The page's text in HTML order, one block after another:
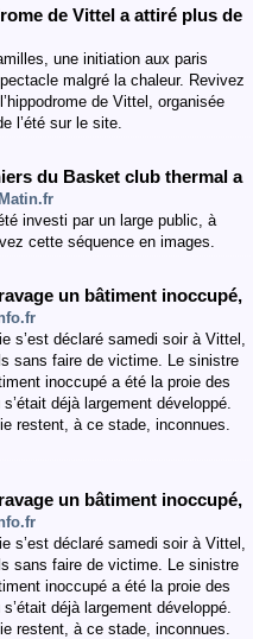
de Vittel a attiré plus de
une initiation aux paris
malgré la chaleur. Revivez
de Vittel, organisée
l’été sur le site.
du Basket club thermal a
investi par un large public, à
cette séquence en images.
un bâtiment inoccupé,
s’est déclaré samedi soir à Vittel,
sans faire de victime. Le sinistre
inoccupé a été la proie des
déjà largement développé.
restent, à ce stade, inconnues.
un bâtiment inoccupé,
s’est déclaré samedi soir à Vittel,
sans faire de victime. Le sinistre
inoccupé a été la proie des
déjà largement développé.
restent, à ce stade, inconnues.